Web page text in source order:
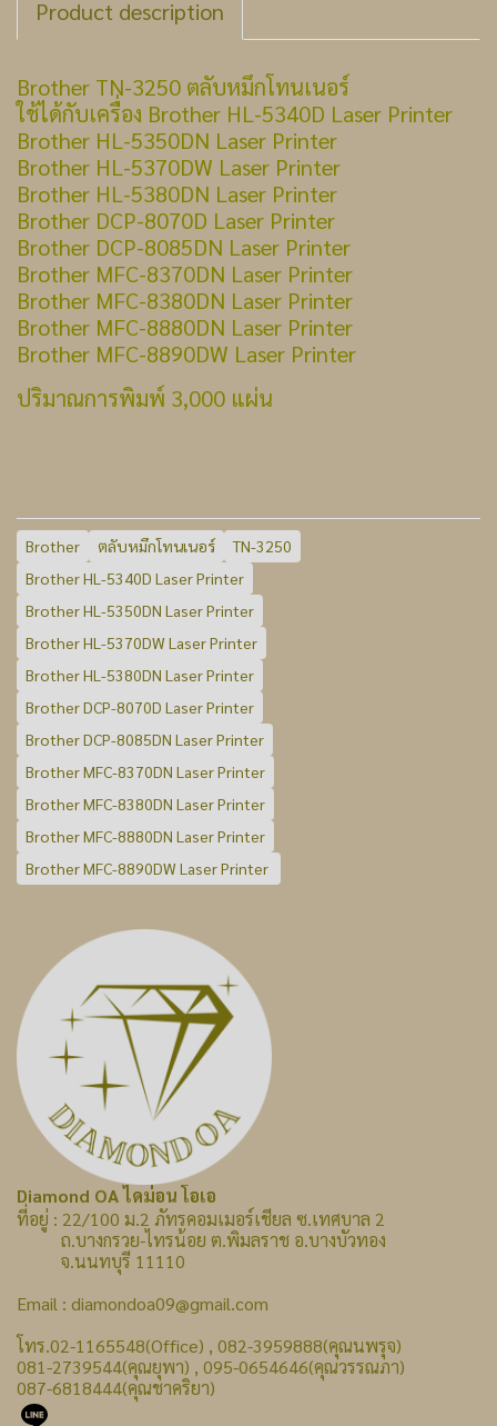
Product description
Brother TN-3250 ตลับหมึกโทนเนอร์
ใช้ได้กับเครื่อง Brother HL-5340D Laser Printer
Brother HL-5350DN Laser Printer
Brother HL-5370DW Laser Printer
Brother HL-5380DN Laser Printer
Brother DCP-8070D Laser Printer
Brother DCP-8085DN Laser Printer
Brother MFC-8370DN Laser Printer
Brother MFC-8380DN Laser Printer
Brother MFC-8880DN Laser Printer
Brother MFC-8890DW Laser Printer
ปริมาณการพิมพ์ 3,000 แผ่น
Brother ตลับหมึกโทนเนอร์
TN-3250
Brother HL-5340D Laser Printer
Brother HL-5350DN Laser Printer
Brother HL-5370DW Laser Printer
Brother HL-5380DN Laser Printer
Brother DCP-8070D Laser Printer
Brother DCP-8085DN Laser Printer
Brother MFC-8370DN Laser Printer
Brother MFC-8380DN Laser Printer
Brother MFC-8880DN Laser Printer
Brother MFC-8890DW Laser Printer
Diamond OA ไดม่อน โอเอ
ที่อยู่ : 22/100 ม.2 ภัทรคอมเมอร์เชียล ซ.เทศบาล 2
ถ.บางกรวย-ไทรน้อย ต.พิมลราช อ.บางบัวทอง
จ.นนทบุรี 11110
Email : diamondoa09@gmail.com
โทร.02-1165548(Office) , 082-3959888(คุณนพรุจ)
081-2739544(คุณยุพา) , 095-0654646(คุณวรรณภา)
087-6818444(คุณชาคริยา)